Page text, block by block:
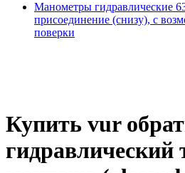
Манометры гидравлические
присоединение (снизу), с
поверки
Купить vur
гидравлический